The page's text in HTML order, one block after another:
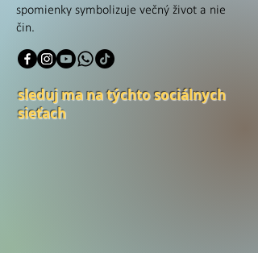
spomienky symbolizuje večný život a nie
čin.
sleduj ma na týchto sociálnych
sieťach